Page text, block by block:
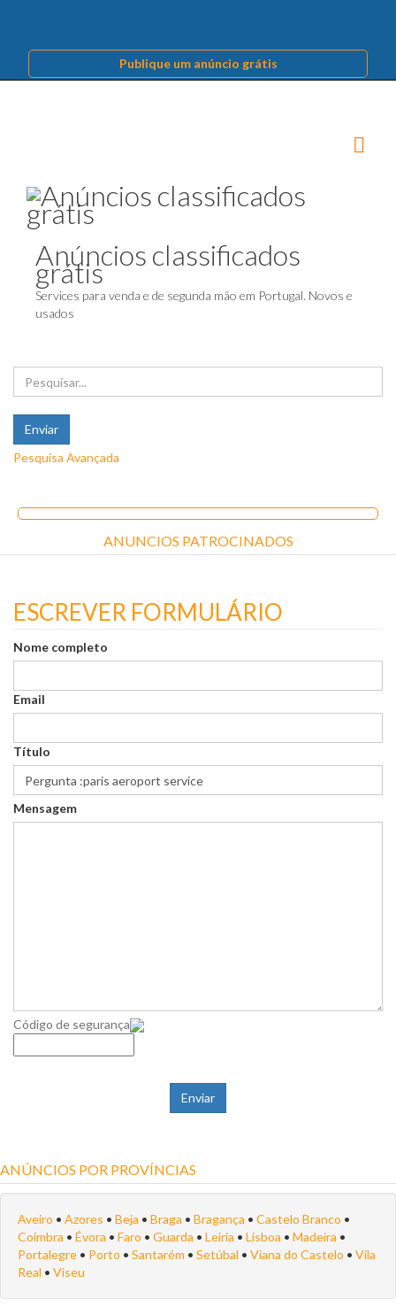
Publique um anúncio grátis
Anúncios classificados
grátis
Services para venda e de segunda mão em Portugal. Novos e
usados
Pesquisa Avançada
ANUNCIOS PATROCINADOS
ESCREVER FORMULÁRIO
Nome completo
Email
Título
Mensagem
Código de segurança
ANÚNCIOS POR PROVÍNCIAS
Aveiro • Azores • Beja • Braga • Bragança • Castelo Branco •
Coimbra • Évora • Faro • Guarda • Leiria • Lisboa • Madeira •
Portalegre • Porto • Santarém • Setúbal • Viana do Castelo • Vila
Real • Viseu